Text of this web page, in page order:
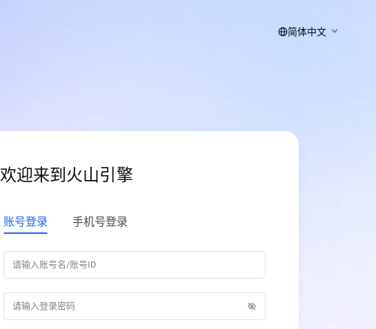
简体中文
欢迎来到火山引擎
账号登录 手机号登录